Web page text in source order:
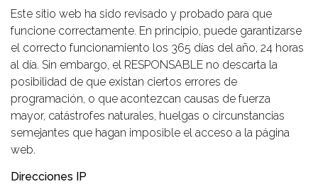
Este sitio web ha sido revisado y probado para que
funcione correctamente. En principio, puede garantizarse
el correcto funcionamiento los 365 días del año, 24 horas
al día. Sin embargo, el RESPONSABLE no descarta la
posibilidad de que existan ciertos errores de
programación, o que acontezcan causas de fuerza
mayor, catástrofes naturales, huelgas o circunstancias
semejantes que hagan imposible el acceso a la página
web.
Direcciones IP